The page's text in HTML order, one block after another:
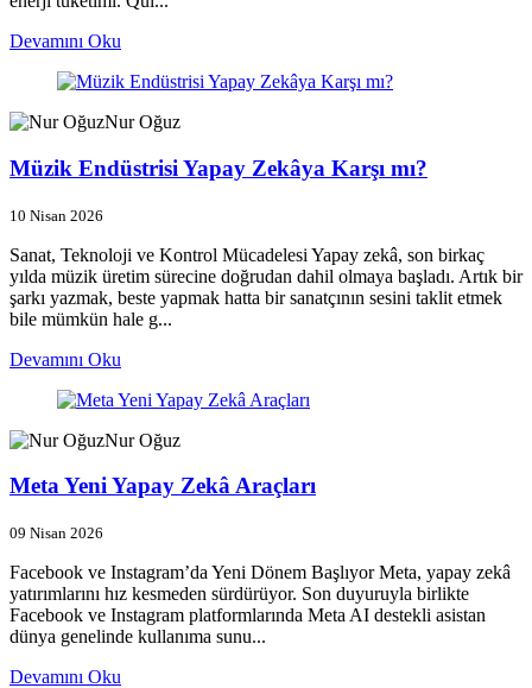
Devamını Oku
Nur Oğuz
Müzik Endüstrisi Yapay Zekâya Karşı mı?
10 Nisan 2026
Sanat, Teknoloji ve Kontrol Mücadelesi Yapay zekâ, son birkaç
yılda müzik üretim sürecine doğrudan dahil olmaya başladı. Artık bir
şarkı yazmak, beste yapmak hatta bir sanatçının sesini taklit etmek
bile mümkün hale g...
Devamını Oku
Nur Oğuz
Meta Yeni Yapay Zekâ Araçları
09 Nisan 2026
Facebook ve Instagram’da Yeni Dönem Başlıyor Meta, yapay zekâ
yatırımlarını hız kesmeden sürdürüyor. Son duyuruyla birlikte
Facebook ve Instagram platformlarında Meta AI destekli asistan
dünya genelinde kullanıma sunu...
Devamını Oku